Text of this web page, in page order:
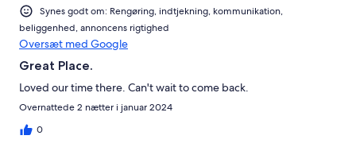
Synes godt om: Rengøring, indtjekning, kommunikation,
beliggenhed, annoncens rigtighed
Oversæt med Google
Great Place.
Loved our time there. Can't wait to come back.
Overnattede 2 nætter i januar 2024
0